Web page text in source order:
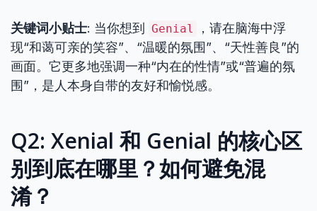
关键词小贴士: 当你想到 Genial
，请在脑海中浮
现“和蔼可亲的笑容”、“温暖的氛围”、“天性善良”的
画面。它更多地强调一种“内在的性情”或“普遍的氛
围”，是人本身自带的友好和愉悦感。
Q2: Xenial 和 Genial 的核心区
别到底在哪里？如何避免混
淆？